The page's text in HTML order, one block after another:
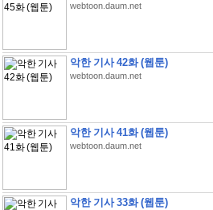
webtoon.daum.net
악한 기사 42화 (웹툰)
webtoon.daum.net
악한 기사 41화 (웹툰)
webtoon.daum.net
악한 기사 33화 (웹툰)